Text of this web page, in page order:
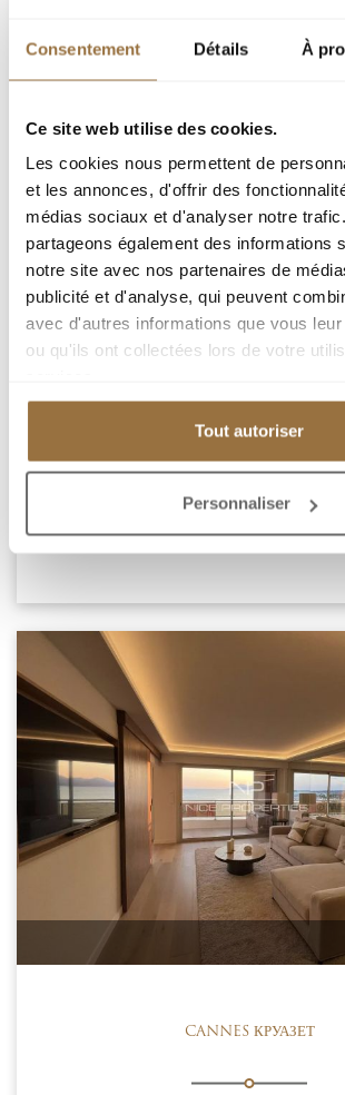
Consentement Détails À
Ce site web utilise des cookies.
Les cookies nous permettent de
et les annonces, d'offrir des
médias sociaux et d'analyser notre
partageons également des informations
notre site avec nos partenaires de
publicité et d'analyse, qui peuvent
avec d'autres informations que vous
ou qu'ils ont collectées lors de votre
Tout autoriser
Personnaliser
Добавить к подборке
CANNES КРУАЗЕТ